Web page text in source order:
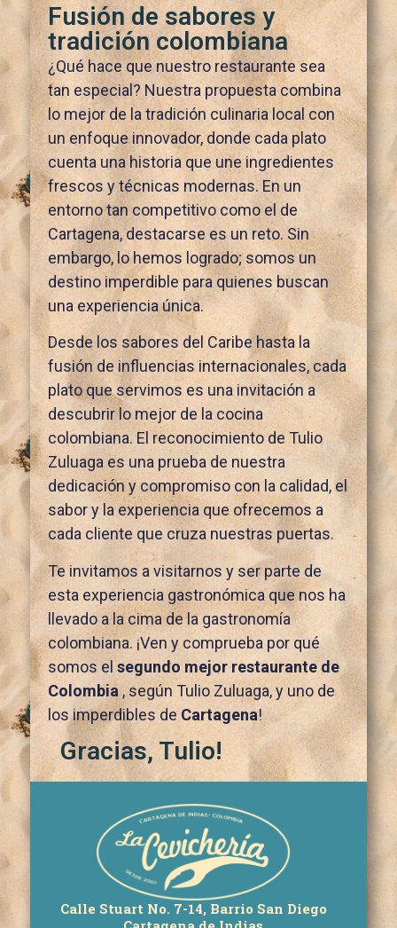
Fusión de sabores y
tradición colombiana
¿Qué hace que nuestro restaurante sea
tan especial? Nuestra propuesta combina
lo mejor de la tradición culinaria local con
un enfoque innovador, donde cada plato
cuenta una historia que une ingredientes
frescos y técnicas modernas. En un
entorno tan competitivo como el de
Cartagena, destacarse es un reto. Sin
embargo, lo hemos logrado; somos un
destino imperdible para quienes buscan
una experiencia única.
Desde los sabores del Caribe hasta la
fusión de influencias internacionales, cada
plato que servimos es una invitación a
descubrir lo mejor de la cocina
colombiana. El reconocimiento de Tulio
Zuluaga es una prueba de nuestra
dedicación y compromiso con la calidad, el
sabor y la experiencia que ofrecemos a
cada cliente que cruza nuestras puertas.
Te invitamos a visitarnos y ser parte de
esta experiencia gastronómica que nos ha
llevado a la cima de la gastronomía
colombiana. ¡Ven y comprueba por qué
somos el segundo mejor restaurante de
Colombia, según Tulio Zuluaga, y uno de
los imperdibles de Cartagena!
Gracias, Tulio!
Calle Stuart No. 7-14, Barrio San Diego